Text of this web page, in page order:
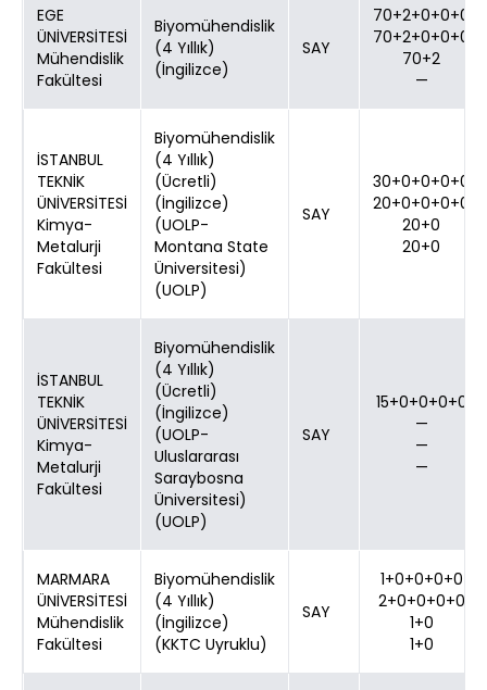
EGE
ÜNİVERSİTESİ
Mühendislik
Fakültesi
Biyomühendislik
(4 Yıllık)
(İngilizce)
SAY
70+2+0+0+0
70+2+0+0+0
70+2
—
İSTANBUL
TEKNİK
ÜNİVERSİTESİ
Kimya-
Metalurji
Fakültesi
Biyomühendislik
(4 Yıllık)
(Ücretli)
(İngilizce)
(UOLP-
Montana State
Üniversitesi)
(UOLP)
SAY
30+0+0+0+0
20+0+0+0+0
20+0
20+0
İSTANBUL
TEKNİK
ÜNİVERSİTESİ
Kimya-
Metalurji
Fakültesi
Biyomühendislik
(4 Yıllık)
(Ücretli)
(İngilizce)
(UOLP-
Uluslararası
Saraybosna
Üniversitesi)
(UOLP)
SAY
15+0+0+0+0
—
—
—
MARMARA
ÜNİVERSİTESİ
Mühendislik
Fakültesi
Biyomühendislik
(4 Yıllık)
(İngilizce)
(KKTC Uyruklu)
SAY
1+0+0+0+0
2+0+0+0+0
1+0
1+0